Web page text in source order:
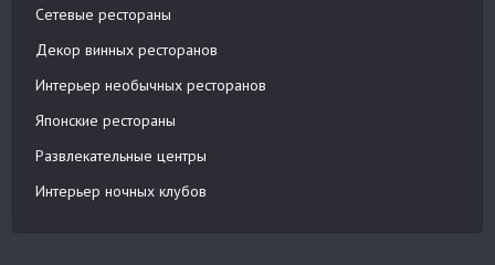
Сетевые рестораны
Декор винных ресторанов
Интерьер необычных ресторанов
Японские рестораны
Развлекательные центры
Интерьер ночных клубов